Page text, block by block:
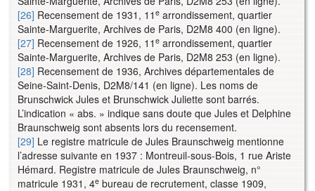
[26] Recensement de 1931, 11 e arrondissement, quartier
Sainte-Marguerite, Archives de Paris, D2M8 400 (en ligne).
[27] Recensement de 1926, 11 e arrondissement, quartier
Sainte-Marguerite, Archives de Paris, D2M8 253 (en ligne).
[28] Recensement de 1936, Archives départementales de
Seine-Saint-Denis, D2M8/141 (en ligne). Les noms de
Brunschwick Jules et Brunschwick Juliette sont barrés.
L’indication « abs. » indique sans doute que Jules et Delphine
Braunschweig sont absents lors du recensement.
[29] Le registre matricule de Jules Braunschweig mentionne
l’adresse suivante en 1937 : Montreuil-sous-Bois, 1 rue Ariste
Hémard. Registre matricule de Jules Braunschweig, n°
matricule 1931, 4e bureau de recrutement, classe 1909,